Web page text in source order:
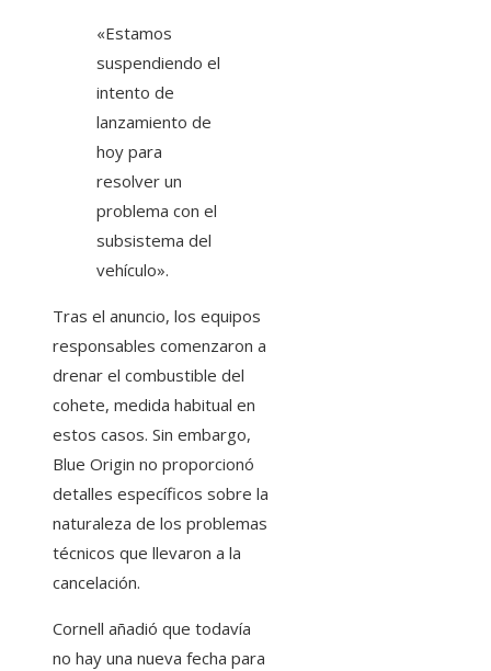
«Estamos
suspendiendo el
intento de
lanzamiento de
hoy para
resolver un
problema con el
subsistema del
vehículo».
Tras el anuncio, los equipos
responsables comenzaron a
drenar el combustible del
cohete, medida habitual en
estos casos. Sin embargo,
Blue Origin no proporcionó
detalles específicos sobre la
naturaleza de los problemas
técnicos que llevaron a la
cancelación.
Cornell añadió que todavía
no hay una nueva fecha para